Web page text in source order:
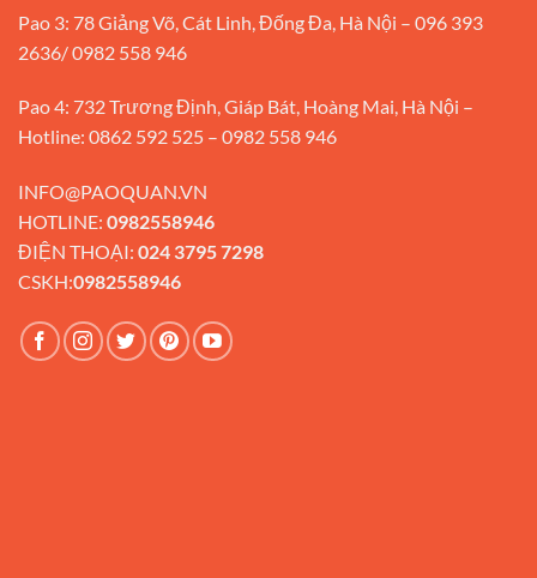
Pao 3: 78 Giảng Võ, Cát Linh, Đống Đa, Hà Nội – 096 393
2636/ 0982 558 946
Pao 4: 732 Trương Định, Giáp Bát, Hoàng Mai, Hà Nội –
Hotline: 0862 592 525 – 0982 558 946
INFO@PAOQUAN.VN
HOTLINE: 0982558946
ĐIỆN THOẠI: 024 3795 7298
CSKH:0982558946